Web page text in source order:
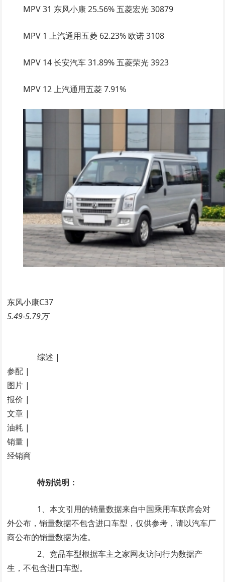
MPV 31 东风小康 25.56% 五菱宏光 30879
MPV 1 上汽通用五菱 62.23% 欧诺 3108
MPV 14 长安汽车 31.89% 五菱荣光 3923
MPV 12 上汽通用五菱 7.91%
东风小康C37
5.49-5.79万
综述 |
参配 |
图片 |
报价 |
文章 |
油耗 |
销量 |
经销商
特别说明：
1、本文引用的销量数据来自中国乘用车联席会对
外公布，销量数据不包含进口车型，仅供参考，请以汽车厂
商公布的销量数据为准。
2、竞品车型根据车主之家网友访问行为数据产
生，不包含进口车型。